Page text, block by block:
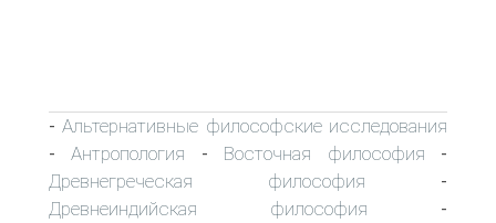
-Альтернативные философские исследования
-Антропология - Восточная философия -
Древнегреческая философия -
Древнеиндийская философия -